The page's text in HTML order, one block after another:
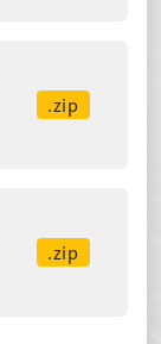
.zip
.zip